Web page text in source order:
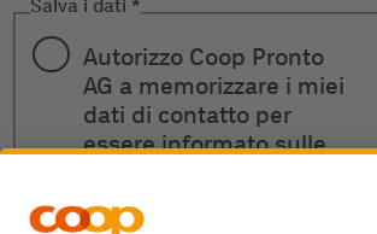
Salva i dati *
Autorizzo Coop Pronto
AG a memorizzare i miei
dati di contatto per
essere informato sulle
informativi.